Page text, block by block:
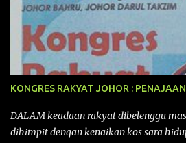
KONGRES RAKYAT JOHOR :
DALAM keadaan rakyat dibelenggu
dihimpit dengan kenaikan kos sara